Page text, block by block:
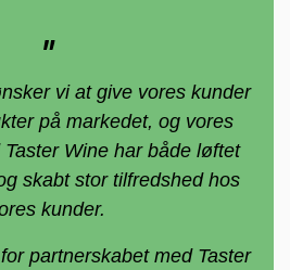
"
vi at give vores kunder de
på markedet, og vores
Wine har både løftet vores
stor tilfredshed hos vores
kunder.
partnerskabet med Taster